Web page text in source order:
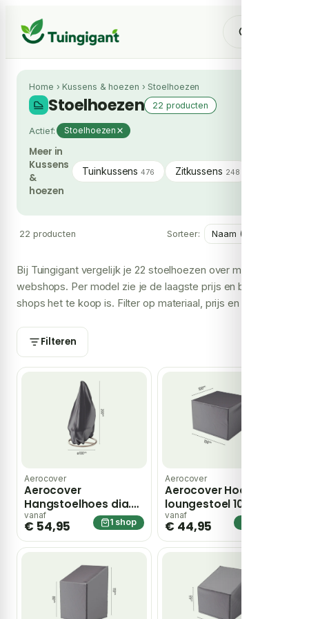
Home › Kussens & hoezen ›Stoelhoezen
Stoelhoezen 22 producten
Actief: Stoelhoezen
Meer in
Kussens
&
hoezen
Tuinkussens476 Zitkussens 248
22 producten Sorteer:
Bij Tuingigant vergelijk je 22 stoelhoezen over meerdere
webshops. Per model zie je de laagste prijs en bij hoeveel
shops het te koop is. Filter op materiaal, prijs en merk om
Filteren
Aerocover
Aerocover
Hangstoelhoes dia.
100×200 cm – grijs
vanaf
€ 54,95 1 shop
Aerocover
Aerocover Hoes
loungestoel 100 x 100
x 70 cm – grijs
vanaf
€ 44,95